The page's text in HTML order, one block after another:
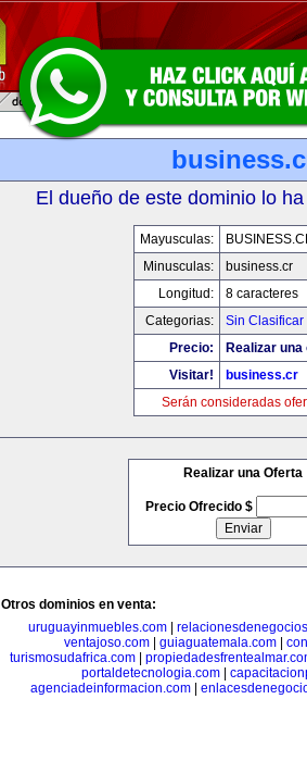
El dueño de este dominio lo
Mayusculas:
Minusculas:
business.cr
Longitud:
8 caracteres
Categorias:
Sin Clasificar
Precio:
Realizar
Visitar!
business.cr
Serán consideradas
Realizar una Oferta
Precio Ofrecido $
Otros dominios en venta:
uruguayinmuebles.com|
ventajoso.com
guiaguatemala.com
turismosudafrica.com
portaldetecnologia.com|
agenciadeinformacion.com